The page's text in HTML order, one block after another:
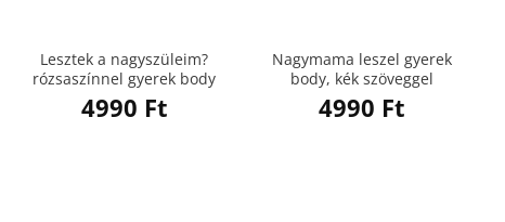
Lesztek a nagyszüleim?
rózsaszínnel gyerek body
4990 Ft
Nagymama leszel gyerek
body, kék szöveggel
4990 Ft